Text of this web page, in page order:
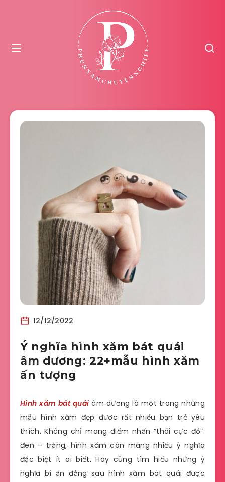
12/12/2022
Ý nghĩa hình xăm bát quái
âm dương: 22+mẫu hình xăm
ấn tượng
Hình xăm bát quáiâm dương là một trong những
mẫu hình xăm đẹp được rất nhiều bạn trẻ yêu
thích. Không chỉ mang điểm nhấn “thái cực đồ”:
đen – trắng, hình xăm còn mang nhiều ý nghĩa
đặc biệt ít ai biết. Hãy cùng tìm hiểu những ý
nghĩa bí ẩn đằng sau hình xăm bát quái được